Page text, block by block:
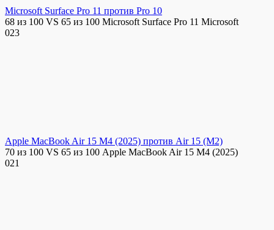
Microsoft Surface Pro 11 против Pro 10
68 из 100 VS 65 из 100 Microsoft Surface Pro 11 Microsoft
023
Apple MacBook Air 15 M4 (2025) против Air 15 (M2)
70 из 100 VS 65 из 100 Apple MacBook Air 15 M4 (2025)
021